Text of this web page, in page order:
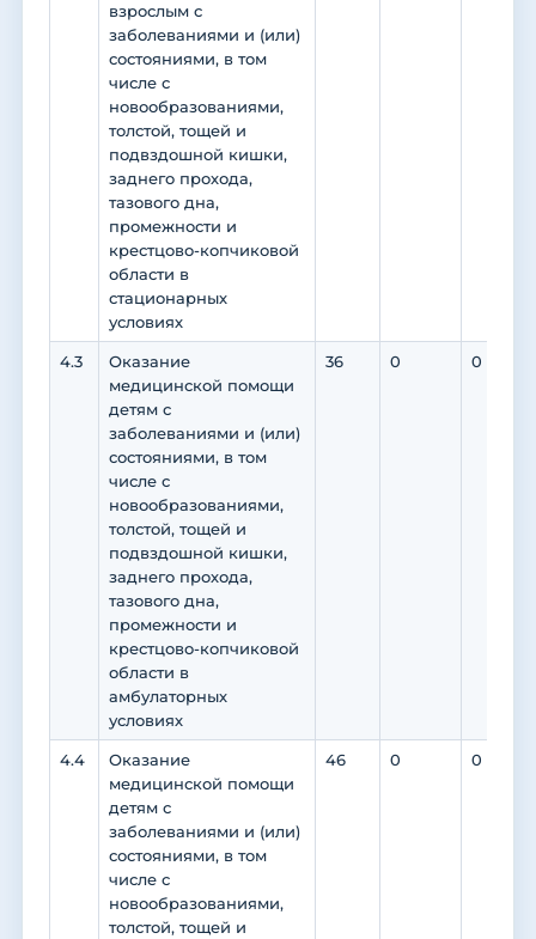
взрослым с
заболеваниями и (или)
состояниями, в том
числе с
новообразованиями,
толстой, тощей и
подвздошной кишки,
заднего прохода,
тазового дна,
промежности и
крестцово-копчиковой
области в
стационарных
условиях
4.3
Оказание
медицинской помощи
детям с
заболеваниями и (или)
состояниями, в том
числе с
новообразованиями,
толстой, тощей и
подвздошной кишки,
заднего прохода,
тазового дна,
промежности и
крестцово-копчиковой
области в
амбулаторных
условиях
36 0 0
4.4
Оказание
медицинской помощи
детям с
заболеваниями и (или)
состояниями, в том
числе с
новообразованиями,
толстой, тощей и
46 0 0